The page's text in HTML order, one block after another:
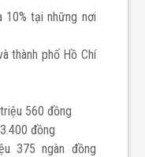
tại những nơi
thành phố Hồ Chí
560 đồng
đồng
375 ngàn đồng